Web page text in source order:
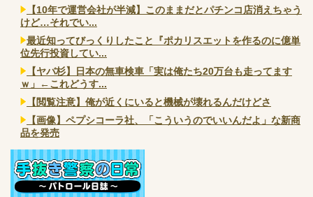
【10年で運営会社が半減】このままだとパチンコ店消えちゃう
けど…それでい...
最近知ってびっくりしたこと『ポカリスエットを作るのに億単
位先行投資してい...
【ヤバ杉】日本の無車検車「実は俺たち20万台も走ってます
ｗ」←これどうす...
【閲覧注意】俺が近くにいると機械が壊れるんだけどさ
【画像】ペプシコーラ社、「こういうのでいいんだよ」な新商
品を発売